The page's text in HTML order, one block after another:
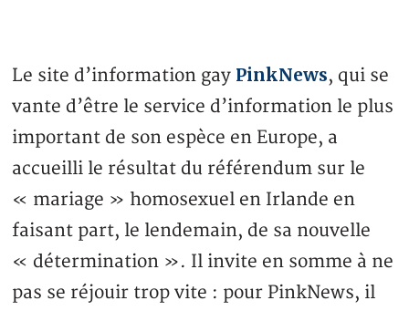
Le site d’information gay PinkNews, qui se
vante d’être le service d’information le plus
important de son espèce en Europe, a
accueilli le résultat du référendum sur le
« mariage » homosexuel en Irlande en
faisant part, le lendemain, de sa nouvelle
« détermination ». Il invite en somme à ne
pas se réjouir trop vite : pour PinkNews, il